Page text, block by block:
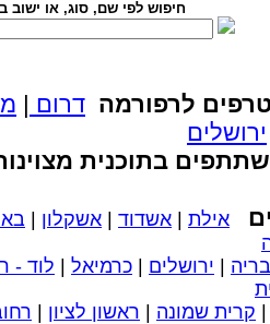
חיפוש לפי שם, סוג, או ישוב
לרפורמה דרום |
ירושלים
בתוכנית מצוינות
אילת אשדוד אשקלון
ירושלים כרמיאל לוד -
קרית שמונה ראשון לציון